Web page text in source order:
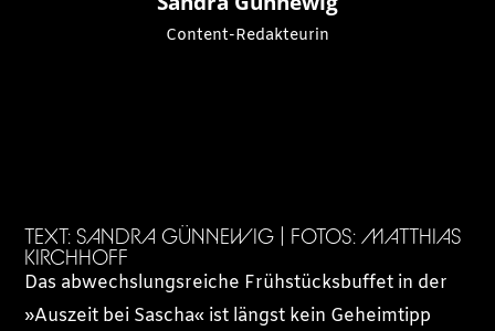
Content-Redakteurin
TEXT: SANDRA GÜNNEWIG | FOTOS: MATTHIAS
KIRCHHOFF
Das abwechslungsreiche Frühstücksbuffet in der
»Auszeit bei Sascha« ist längst kein Geheimtipp